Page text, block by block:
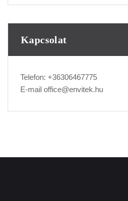
Kapcsolat
Telefon: +36306467775
E-mail office@envitek.hu